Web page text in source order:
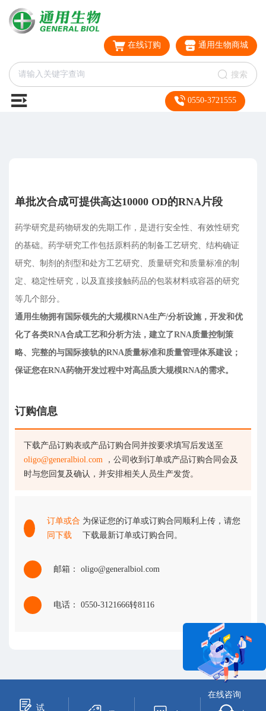
在线订购 通用生物商城
搜索
0550-3721555
单批次合成可提供高达10000 OD的RNA片段
药学研究是药物研发的先期工作，是进行安全性、有效性研究
的基础。药学研究工作包括原料药的制备工艺研究、结构确证
研究、制剂的剂型和处方工艺研究、质量研究和质量标准的制
定、稳定性研究，以及直接接触药品的包装材料或容器的研究
等几个部分。
通用生物拥有国际领先的大规模RNA生产/分析设施，开发和优
化了各类RNA合成工艺和分析方法，建立了RNA质量控制策
略、完整的与国际接轨的RNA质量标准和质量管理体系建设；
保证您在RNA药物开发过程中对高品质大规模RNA的需求。
订购信息
下载产品订购表或产品订购合同并按要求填写后发送至
oligo@generalbiol.com ，公司收到订单或产品订购合同会及
时与您回复及确认，并安排相关人员生产发货。
订单或合
同下载
为保证您的订单或订购合同顺利上传，请您
下载最新订单或订购合同。
邮箱： oligo@generalbiol.com
电话： 0550-3121666转8116
试
在线咨询